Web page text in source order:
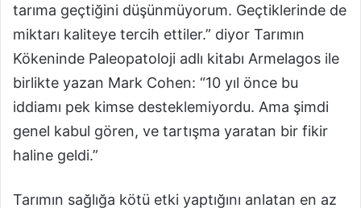
tarıma geçtiğini düşünmüyorum. Geçtiklerinde de
miktarı kaliteye tercih ettiler.” diyor Tarımın
Kökeninde Paleopatoloji adlı kitabı Armelagos ile
birlikte yazan Mark Cohen: “10 yıl önce bu
iddiamı pek kimse desteklemiyordu. Ama şimdi
genel kabul gören, ve tartışma yaratan bir fikir
haline geldi.”
Tarımın sağlığa kötü etki yaptığını anlatan en az